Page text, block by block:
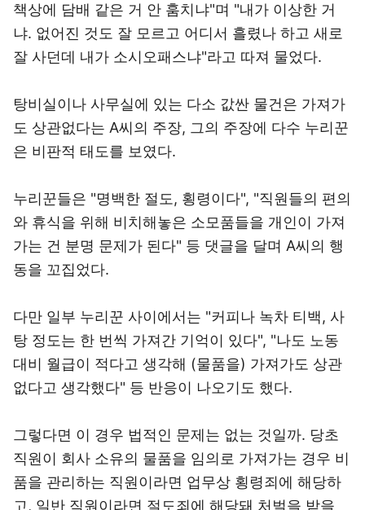
책상에 담배 같은 거 안 훔치냐"며 "내가 이상한 거
냐. 없어진 것도 잘 모르고 어디서 흘렸나 하고 새로
잘 사던데 내가 소시오패스냐"라고 따져 물었다.
탕비실이나 사무실에 있는 다소 값싼 물건은 가져가
도 상관없다는 A씨의 주장, 그의 주장에 다수 누리꾼
은 비판적 태도를 보였다.
누리꾼들은 "명백한 절도, 횡령이다", "직원들의 편의
와 휴식을 위해 비치해놓은 소모품들을 개인이 가져
가는 건 분명 문제가 된다" 등 댓글을 달며 A씨의 행
동을 꼬집었다.
다만 일부 누리꾼 사이에서는 "커피나 녹차 티백, 사
탕 정도는 한 번씩 가져간 기억이 있다", "나도 노동
대비 월급이 적다고 생각해 (물품을) 가져가도 상관
없다고 생각했다" 등 반응이 나오기도 했다.
그렇다면 이 경우 법적인 문제는 없는 것일까. 당초
직원이 회사 소유의 물품을 임의로 가져가는 경우 비
품을 관리하는 직원이라면 업무상 횡령죄에 해당하
고, 일반 직원이라면 절도죄에 해당돼 처벌을 받을